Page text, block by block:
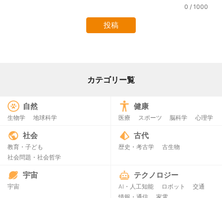
0 / 1000
カテゴリー覧
自然
生物学 地球科学
健康
医療 スポーツ 脳科学 心理学
社会
教育・子ども
社会問題・社会哲学
古代
歴史・考古学 古生物
宇宙
宇宙
テクノロジー
AI・人工知能 ロボット
交通